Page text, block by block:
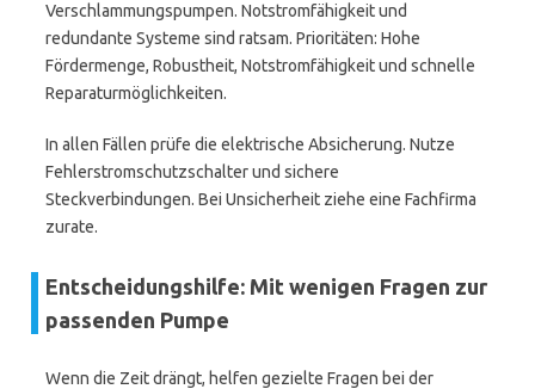
Verschlammungspumpen. Notstromfähigkeit und
redundante Systeme sind ratsam. Prioritäten: Hohe
Fördermenge, Robustheit, Notstromfähigkeit und schnelle
Reparaturmöglichkeiten.
In allen Fällen prüfe die elektrische Absicherung. Nutze
Fehlerstromschutzschalter und sichere
Steckverbindungen. Bei Unsicherheit ziehe eine Fachfirma
zurate.
Entscheidungshilfe: Mit wenigen Fragen zur
passenden Pumpe
Wenn die Zeit drängt, helfen gezielte Fragen bei der